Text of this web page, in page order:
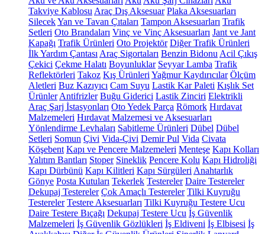
Takviye Kablosu Araç Dış Aksesuar Plaka Aksesuarları
SilecekYan ve Tavan Çıtaları Tampon Aksesuarları Trafik
Setleri Oto Brandaları Vinç ve Vinç Aksesuarları Jant ve Jant
Kapağı Trafik Ürünleri Oto Projektör Diğer Trafik Ürünleri
İlk Yardım Çantası Araç Sigortaları Benzin Bidonu Acil Çıkış
Çekici Çekme Halatı Boyunluklar Seyyar Lamba Trafik
Reflektörleri Takoz Kış Ürünleri Yağmur Kaydırıcılar Ölçüm
Aletleri Buz Kazıyıcı Cam Suyu Lastik Kar Paleti Kışlık Set
Ürünler Antifrizler Buğu Giderici Lastik Zinciri Elektrikli
Araç Şarj İstasyonları Oto Yedek Parça Römork Hırdavat
Malzemeleri Hırdavat Malzemesi ve Aksesuarları
Yönlendirme Levhaları Sabitleme Ürünleri Dübel Dübel
Setleri Somun Çivi Vida-Çivi Demir Pul Vida Civata
Köşebent Kapı ve Pencere Malzemeleri Menteşe Kapı Kolları
Yalıtım Bantları Stoper Sineklik Pencere Kolu Kapı Hidroliği
Kapı Dürbünü Kapı Kilitleri Kapı Sürgüleri Anahtarlık
Gönye Posta Kutuları Tekerlek Testereler Daire Testereler
Dekupaj Testereler Çok Amaçlı Testereler Tilki Kuyruğu
Testereler Testere Aksesuarları Tilki Kuyruğu Testere Ucu
Daire Testere Bıçağı Dekupaj Testere Ucu İş Güvenlik
Malzemeleri İş Güvenlik Gözlükleri İş Eldiveni İş Elbisesi İş